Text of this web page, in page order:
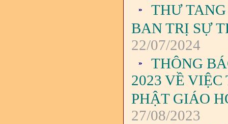
THƯ
BAN TRỊ SỰ
22/07/2024
THÔNG
2023 VỀ
PHẬT GIÁO
27/08/2023